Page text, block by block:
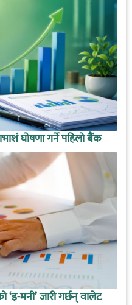
घोषणा गर्ने पहिलो बैंक
मनी’ जारी गर्छन् वालेट